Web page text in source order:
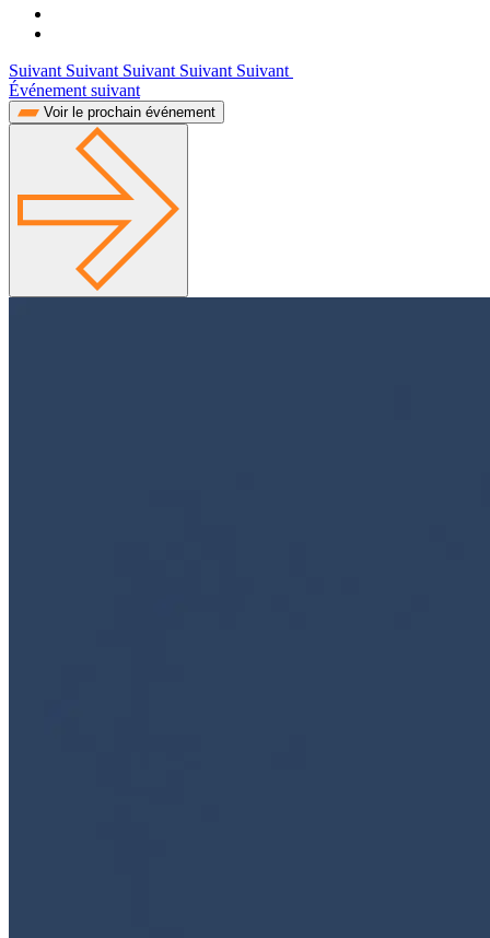
Suivant Suivant Suivant Suivant Suivant
Événement suivant
Voir le prochain événement